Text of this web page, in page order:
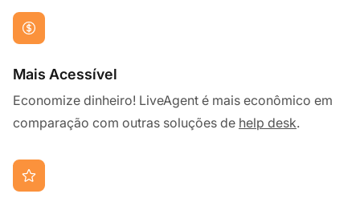
Mais Acessível
Economize dinheiro! LiveAgent é mais econômico em
comparação com outras soluções de help desk.